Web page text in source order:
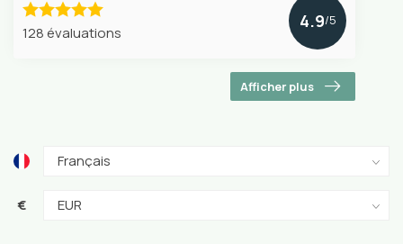
128 évaluations
4.9/5
Afficher plus
€